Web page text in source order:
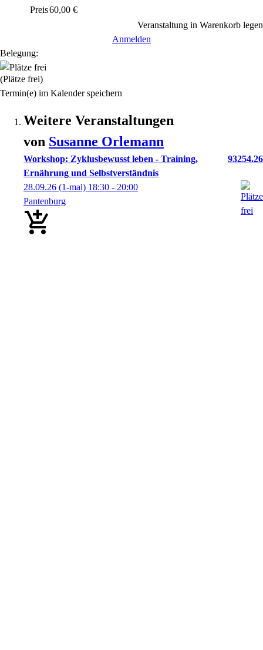
Preis60,00 €
Veranstaltung in Warenkorb legen
Anmelden
Belegung:
(Plätze frei)
Termin(e) im Kalender speichern
Weitere Veranstaltungen
von Susanne Orlemann
Workshop: Zyklusbewusst leben - Training,
Ernährung und Selbstverständnis
93254.26
28.09.26 (1-mal) 18:30 - 20:00
Pantenburg